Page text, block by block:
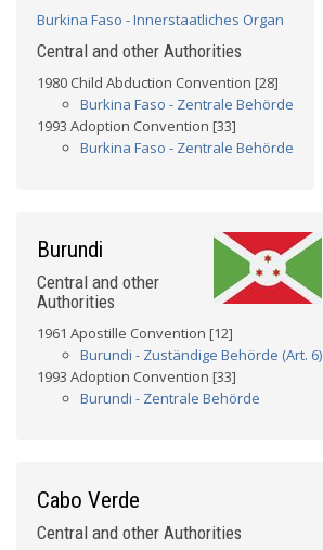
Burkina Faso - Innerstaatliches Organ
Central and other Authorities
1980 Child Abduction Convention [28]
Burkina Faso - Zentrale Behörde
1993 Adoption Convention [33]
Burkina Faso - Zentrale Behörde
Burundi
Central and other
Authorities
1961 Apostille Convention [12]
Burundi - Zuständige Behörde (Art. 6)
1993 Adoption Convention [33]
Burundi - Zentrale Behörde
Cabo Verde
Central and other Authorities